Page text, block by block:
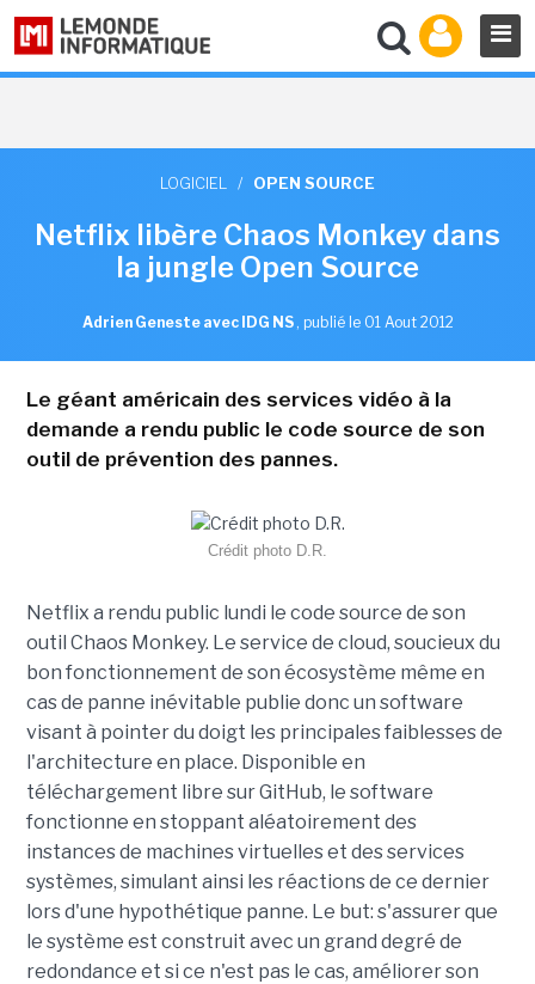
LOGICIEL / OPEN SOURCE
Netflix libère Chaos Monkey dans
la jungle Open Source
Adrien Geneste avec IDG NS , publié le 01 Aout 2012
Le géant américain des services vidéo à la
demande a rendu public le code source de son
outil de prévention des pannes.
Crédit photo D.R.
Netflix a rendu public lundi le code source de son
outil Chaos Monkey. Le service de cloud, soucieux du
bon fonctionnement de son écosystème même en
cas de panne inévitable publie donc un software
visant à pointer du doigt les principales faiblesses de
l'architecture en place. Disponible en
téléchargement libre sur GitHub, le software
fonctionne en stoppant aléatoirement des
instances de machines virtuelles et des services
systèmes, simulant ainsi les réactions de ce dernier
lors d'une hypothétique panne. Le but: s'assurer que
le système est construit avec un grand degré de
redondance et si ce n'est pas le cas, améliorer son